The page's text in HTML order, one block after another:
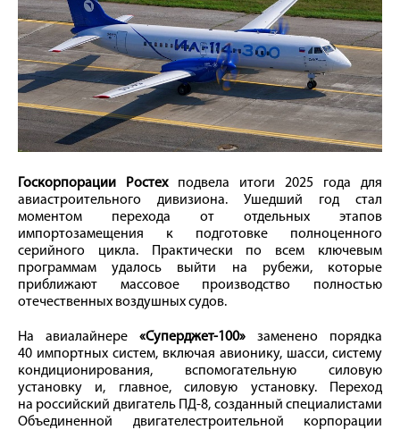
Госкорпорации Ростехподвела итоги 2025 года для
авиастроительного дивизиона. Ушедший год стал
моментом перехода от отдельных этапов
импортозамещения к подготовке полноценного
серийного цикла. Практически по всем ключевым
программам удалось выйти на рубежи, которые
приближают массовое производство полностью
отечественных воздушных судов.
На авиалайнере «Суперджет-100» заменено порядка
40 импортных систем, включая авионику, шасси, систему
кондиционирования, вспомогательную силовую
установку и, главное, силовую установку. Переход
на российский двигатель ПД-8, созданный специалистами
Объединенной двигателестроительной корпорации